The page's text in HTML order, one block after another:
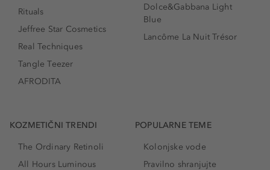
Rituals
Jeffree Star Cosmetics
Real Techniques
Tangle Teezer
AFRODITA
Dolce&Gabbana Light
Blue
Lancôme La Nuit Trésor
KOZMETIČNI TRENDI
The Ordinary Retinoli
All Hours Luminous
POPULARNE TEME
Kolonjske vode
Pravilno shranjujte